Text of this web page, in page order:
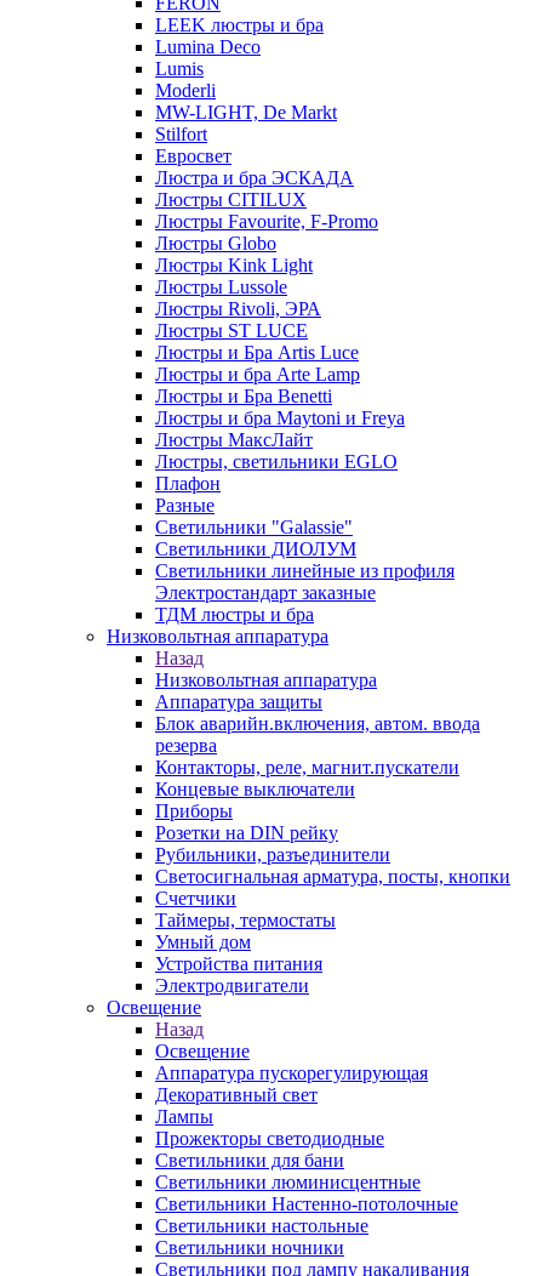
LEEK люстры и бра
Lumina Deco
Lumis
Moderli
MW-LIGHT, De Markt
Stilfort
Евросвет
Люстра и бра ЭСКАДА
Люстры CITILUX
Люстры Favourite, F-Promo
Люстры Globo
Люстры Kink Light
Люстры Lussole
Люстры Rivoli, ЭРА
Люстры ST LUCE
Люстры и Бра Artis Luce
Люстры и бра Arte Lamp
Люстры и Бра Benetti
Люстры и бра Maytoni и Freya
Люстры МаксЛайт
Люстры, светильники EGLO
Плафон
Разные
Светильники "Galassie"
Светильники ДИОЛУМ
Светильники линейные из профиля
Электростандарт заказные
ТДМ люстры и бра
Низковольтная аппаратура
Назад
Низковольтная аппаратура
Аппаратура защиты
Блок аварийн.включения, автом. ввода
резерва
Контакторы, реле, магнит.пускатели
Концевые выключатели
Приборы
Розетки на DIN рейку
Рубильники, разъединители
Светосигнальная арматура, посты, кнопки
Счетчики
Таймеры, термостаты
Умный дом
Устройства питания
Электродвигатели
Освещение
Назад
Освещение
Аппаратура пускорегулирующая
Декоративный свет
Лампы
Прожекторы светодиодные
Светильники для бани
Светильники люминисцентные
Светильники Настенно-потолочные
Светильники настольные
Светильники ночники
Светильники под лампу накаливания